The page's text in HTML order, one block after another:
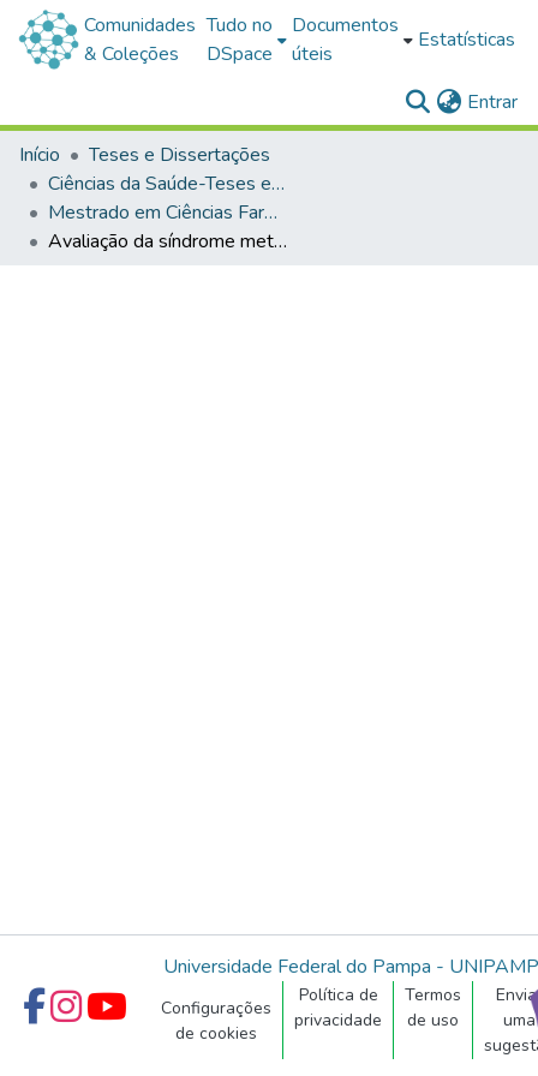
Comunidades
& Coleções
Tudo no
DSpace
Documentos
úteis
Estatísticas
Entrar
Início
Teses e Dissertações
Ciências da Saúde-Teses e Dissertações
Mestrado em Ciências Farmacêuticas
Avaliação da síndrome metabólica e risco cardiovascular em pacientes portadores da hepatite C no município de Uruguaiana/RS
Universidade Federal do Pampa -
Configurações
de cookies
Política de
privacidade
Termos
de uso
uma